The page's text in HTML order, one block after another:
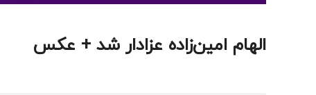
الهام امین‌زاده عزادار شد + عکس